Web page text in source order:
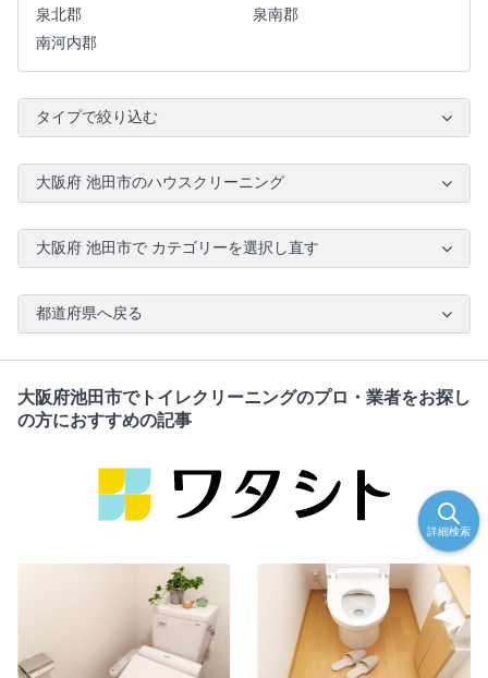
泉北郡
泉南郡
南河内郡
タイプで絞り込む
大阪府 池田市のハウスクリーニング
大阪府 池田市で カテゴリーを選択し直す
都道府県へ戻る
大阪府池田市でトイレクリーニングのプロ・業者をお探し
の方におすすめの記事
詳細検索